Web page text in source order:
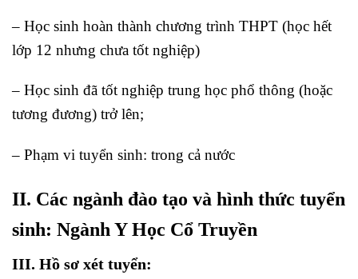
– Học sinh hoàn thành chương trình THPT (học hết
lớp 12 nhưng chưa tốt nghiệp)
– Học sinh đã tốt nghiệp trung học phổ thông (hoặc
tương đương) trở lên;
– Phạm vi tuyển sinh: trong cả nước
II. Các ngành đào tạo và hình thức tuyển
sinh: Ngành Y Học Cổ Truyền
III. Hồ sơ xét tuyển: